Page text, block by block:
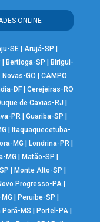
ONLINE
SE| Arujá-SP
Bertioga-SP
Birigui-
Novas-GO |CAMPO
DF| Cerejeiras-RO
de Caxias-RJ
PR |Guariba-SP
Itaquaquecetuba-
MG Londrina-PR
MG Matão-SP
Monte Alto-SP
Progresso-PA
Peruíbe-SP
Porã-MS Portel-PA|